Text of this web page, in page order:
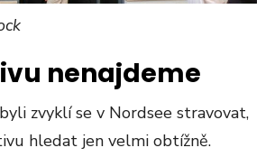
nenajdeme
zvyklí se v Nordsee stravovat,
hledat jen velmi obtížně.